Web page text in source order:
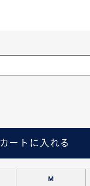
カートに入れる
M